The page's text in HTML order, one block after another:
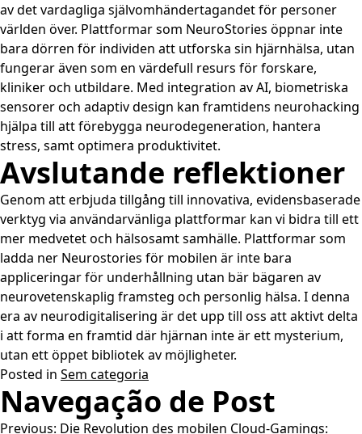
av det vardagliga självomhändertagandet för personer
världen över. Plattformar som NeuroStories öppnar inte
bara dörren för individen att utforska sin hjärnhälsa, utan
fungerar även som en värdefull resurs för forskare,
kliniker och utbildare. Med integration av AI, biometriska
sensorer och adaptiv design kan framtidens neurohacking
hjälpa till att förebygga neurodegeneration, hantera
stress, samt optimera produktivitet.
Avslutande reflektioner
Genom att erbjuda tillgång till innovativa, evidensbaserade
verktyg via användarvänliga plattformar kan vi bidra till ett
mer medvetet och hälsosamt samhälle. Plattformar som
ladda ner Neurostories för mobilen är inte bara
appliceringar för underhållning utan bär bägaren av
neurovetenskaplig framsteg och personlig hälsa. I denna
era av neurodigitalisering är det upp till oss att aktivt delta
i att forma en framtid där hjärnan inte är ett mysterium,
utan ett öppet bibliotek av möjligheter.
Posted in Sem categoria
Navegação de Post
Previous: Die Revolution des mobilen Cloud-Gamings: